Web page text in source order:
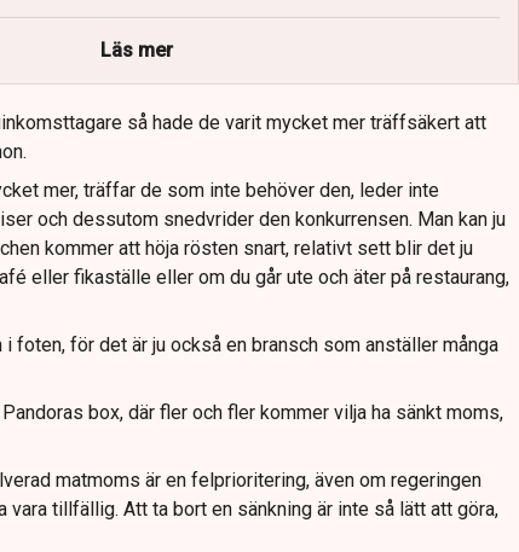
hela skattesystemet vore bättre än tillfälliga lösningar.
Läs mer
så hade de varit mycket mer träffsäkert att
mer, träffar de som inte behöver den, leder inte
och dessutom snedvrider den konkurrensen. Man kan ju
kommer att höja rösten snart, relativt sett blir det ju
eller fikaställe eller om du går ute och äter på restaurang,
foten, för det är ju också en bransch som anställer många
box, där fler och fler kommer vilja ha sänkt moms,
matmoms är en felprioritering, även om regeringen
vara tillfällig. Att ta bort en sänkning är inte så lätt att göra,